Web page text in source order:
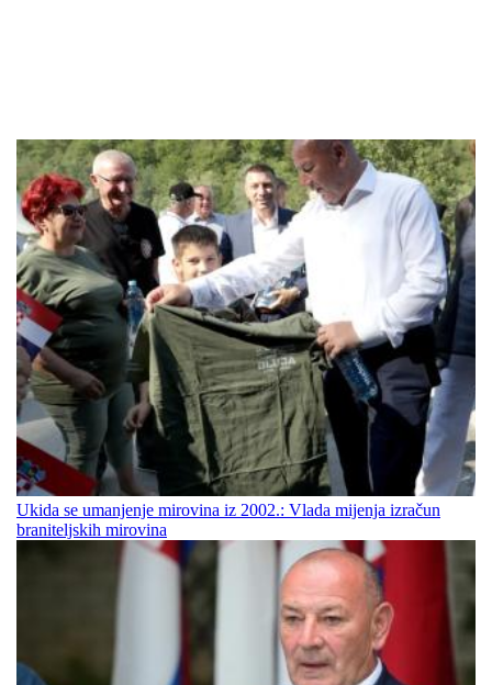
Ukida se umanjenje mirovina iz 2002.: Vlada mijenja izračun
braniteljskih mirovina